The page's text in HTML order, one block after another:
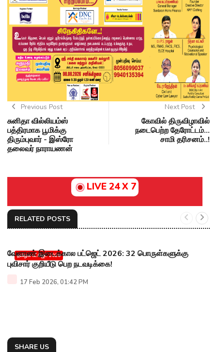
Previous Post
சுனிதா வில்லியம்ஸ்
பத்திரமாக பூமிக்கு
திரும்புவார் - இஸ்ரோ
தலைவர் நாராயணன்
Next Post
கோவில் திருவிழாவில்
நடைபெற்ற தேரோட்டம்...
சாமி தரிசனம்..!
LIVE 24 X 7
RELATED POSTS
தமிழக பட்ஜெட் 2026
வேளாண் இடைக்கால பட்ஜெட் 2026: 32 பொருள்களுக்கு
புவிசார் குறியீடு பெற நடவடிக்கை!
17 Feb 2026, 01:42 PM
SHARE US